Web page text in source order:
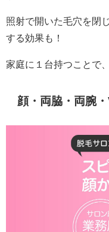
照射で開いた毛穴を閉
する効果も！
家庭に１台持つことで
顔・両脇・両腕